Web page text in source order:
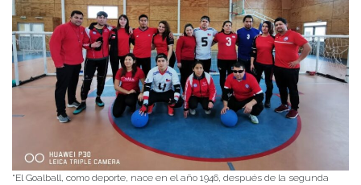
“El Goalball, como deporte, nace en el año 1946, después de la segunda